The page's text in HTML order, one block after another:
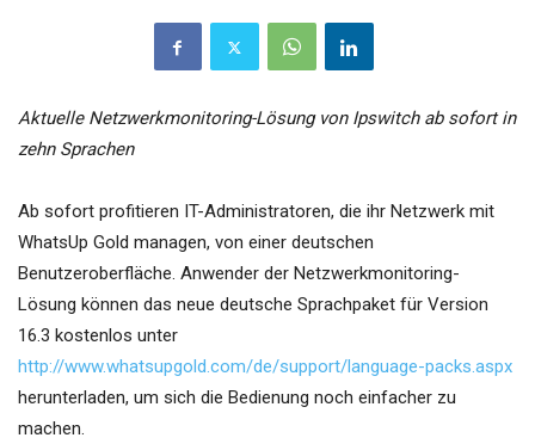
Aktuelle Netzwerkmonitoring-Lösung von Ipswitch ab sofort in
zehn Sprachen
Ab sofort profitieren IT-Administratoren, die ihr Netzwerk mit
WhatsUp Gold managen, von einer deutschen
Benutzeroberfläche. Anwender der Netzwerkmonitoring-
Lösung können das neue deutsche Sprachpaket für Version
16.3 kostenlos unter
http://www.whatsupgold.com/de/support/language-packs.aspx
herunterladen, um sich die Bedienung noch einfacher zu
machen.